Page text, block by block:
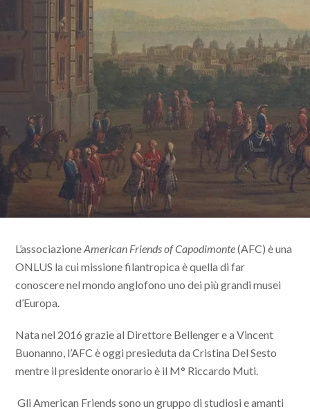
L’associazioneAmerican Friends of Capodimonte(AFC) è una
ONLUS la cui missione filantropica è quella di far
conoscere nel mondo anglofono uno dei più grandi musei
d’Europa.
Nata nel 2016 grazie al Direttore Bellenger e a Vincent
Buonanno, l’AFC è oggi presieduta da Cristina Del Sesto
mentre il presidente onorario è il M° Riccardo Muti.
Gli American Friends sono un gruppo di studiosi e amanti